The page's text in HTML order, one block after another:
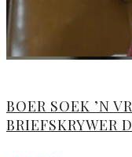
BOER SOEK ’N
BRIEFSKRYWER